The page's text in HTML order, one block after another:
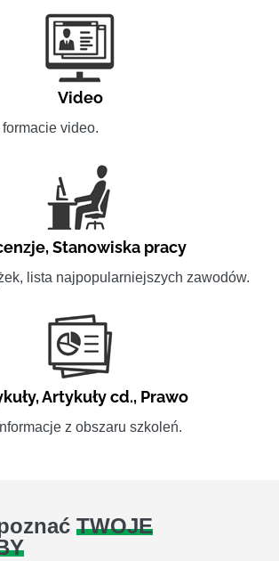
Video
video.
,Stanowiska pracy
lista najpopularniejszych zawodów.
,Artykuły cd., Prawo
z obszaru szkoleń.
TWOJE